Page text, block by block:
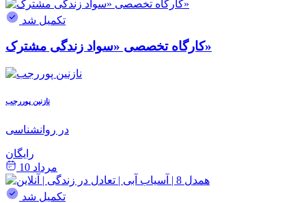
تکمیل شد
کارگاه تخصصی «سواد زندگی مشترک»
نازنین پوررجب
در روانشناسی
رایگان
مرداد 10
تکمیل شد